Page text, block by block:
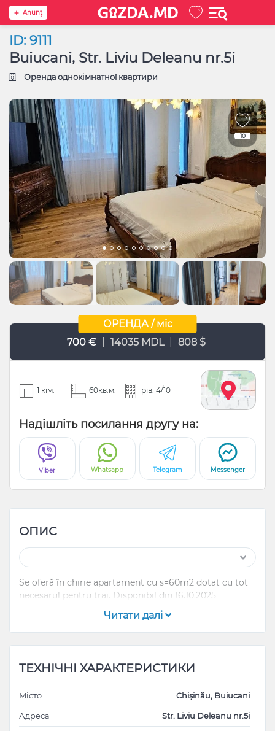
Anunţ
ID: 9111
Buiucani, Str. Liviu Deleanu nr.5i
Оренда однокімнатної квартири
10
ОРЕНДА / міс
700 €
14035 MDL 808 $
1 кім. 60кв.м. рів. 4/10
Надішліть посилання другу на:
Viber Whatsapp Telegram Messenger
ОПИС
Se oferă în chirie apartament cu s=60m2 dotat cu tot
necesarul pentru trai. Disponibil din 16.10.2025
Читати далі
ТЕХНІЧНІ ХАРАКТЕРИСТИКИ
Місто Chișinău, Buiucani
Адреса Str. Liviu Deleanu nr.5i